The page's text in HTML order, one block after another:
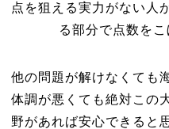
点を狙える実力がない人
る部分で点数を
他の問題が解けなくても
体調が悪くても絶対この
野があれば安心できると